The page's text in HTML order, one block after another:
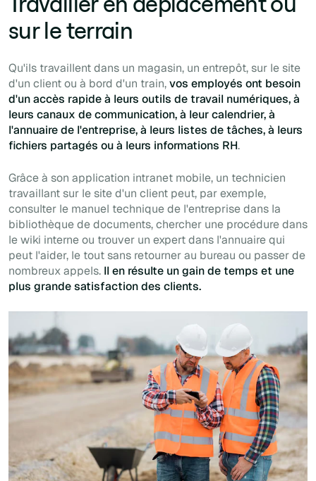
sur le terrain
Qu'ils travaillent dans un magasin, un entrepôt, sur le site
d'un client ou à bord d'un train,vos employés ont besoin
d'un accès rapide à leurs outils de travail numériques, à
leurs canaux de communication, à leur calendrier, à
l'annuaire de l'entreprise, à leurs listes de tâches, à leurs
fichiers partagés ou à leurs informations RH.
Grâce à son application intranet mobile, un technicien
travaillant sur le site d'un client peut, par exemple,
consulter le manuel technique de l'entreprise dans la
bibliothèque de documents, chercher une procédure dans
le wiki interne ou trouver un expert dans l'annuaire qui
peut l'aider, le tout sans retourner au bureau ou passer de
nombreux appels. Il en résulte un gain de temps et une
plus grande satisfaction des clients.